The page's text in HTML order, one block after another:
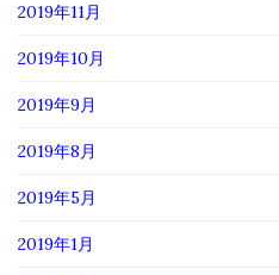
2019年11月
2019年10月
2019年9月
2019年8月
2019年5月
2019年1月